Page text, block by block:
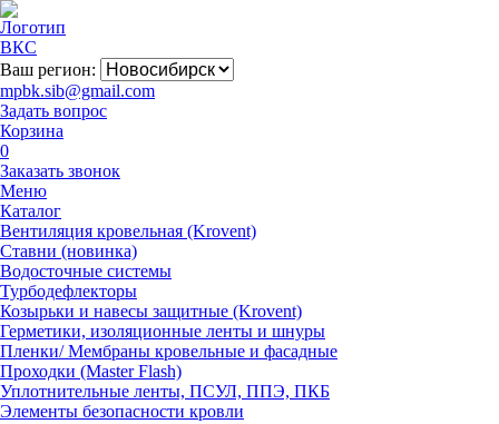
Ваш регион:
mpbk.sib@gmail.com
Задать вопрос
Корзина
0
Заказать звонок
Меню
Каталог
Вентиляция кровельная (Krovent)
Ставни (новинка)
Водосточные системы
Турбодефлекторы
Козырьки и навесы защитные (Krovent)
Герметики, изоляционные ленты и шнуры
Пленки/ Мембраны кровельные и фасадные
Проходки (Master Flash)
Уплотнительные ленты, ПСУЛ, ППЭ, ПКБ
Элементы безопасности кровли